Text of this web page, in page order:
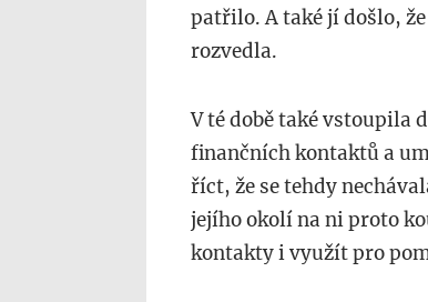
patřilo. A také jí došlo,
rozvedla.
V té době také vstoupila
finančních kontaktů a
říct, že se tehdy
jejího okolí na ni proto
kontakty i využít pro